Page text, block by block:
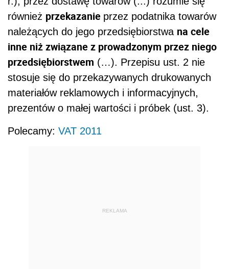
również przekazanie przez podatnika towarów
należących do jego przedsiębiorstwa na cele
inne niż związane z prowadzonym przez niego
przedsiębiorstwem (…). Przepisu ust. 2 nie
stosuje się do przekazywanych drukowanych
materiałów reklamowych i informacyjnych,
prezentów o małej wartości i próbek (ust. 3).
Polecamy: VAT 2011
REKLAMA